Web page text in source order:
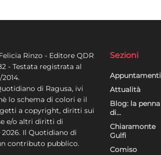
Rinzo - Editore QDR
- Testata registrata al
di Ragusa, ivi
lo schema di colori e il
a copyright, diritti sui
e/o altri diritti di
Il Quotidiano di
contributo pubblico.
Sezioni
Appuntamenti
Attualità
Blog: la penna
di…
Chiaramonte
Gulfi
Comiso